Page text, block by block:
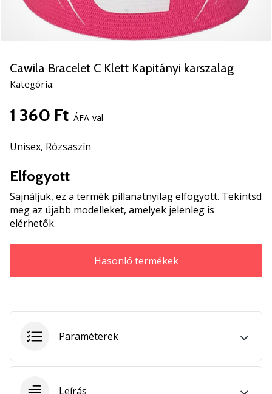
Ismerd
új
PUMA
Accelerate
SQD
kézilabda
Fedezd
fel
a
technikai
újdonságokat
megéri…
3 perces olvasási idő
Légy
Cawila Bracelet C Klett Kapitányi karszalag
Kategória:
1 360 Ft ÁFA-val
Unisex, Rózsaszín
Elfogyott
Sajnáljuk, ez a termék pillanatnyilag elfogyott. Tekintsd
meg az újabb modelleket, amelyek jelenleg is
elérhetők.
Hasonló termékek
Paraméterek
Leírás